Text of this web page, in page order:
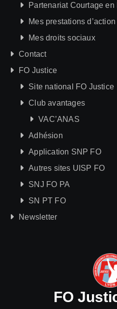
Partenariat Courtage en
Mes prestations
Mes droits sociaux
Contact
FO Justice
Site national FO Justice
Club avantages
VAC’ANAS
Adhésion
Application SNP FO
Autres sites UISP FO
SNJ FO PA
SN PT FO
Newsletter
FO